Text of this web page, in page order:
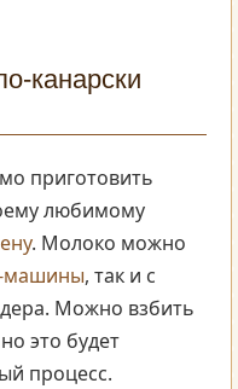
канарски
приготовить
любимому
. Молоко можно
машины, так и с
Можно взбить
это будет
процесс.